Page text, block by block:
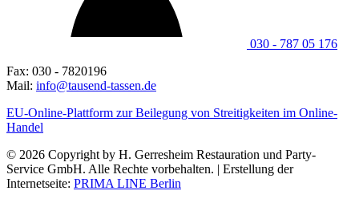
030 - 787 05 176
Fax: 030 - 7820196
Mail: info@tausend-tassen.de
EU-Online-Plattform zur Beilegung von Streitigkeiten im Online-
Handel
© 2026 Copyright by H. Gerresheim Restauration und Party-
Service GmbH. Alle Rechte vorbehalten. | Erstellung der
Internetseite: PRIMA LINE Berlin